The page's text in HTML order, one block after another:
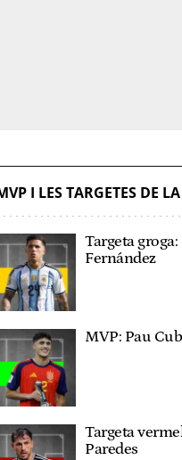
I LES TARGETES DE
Targeta groga:
Fernández
MVP: Pau
Targeta
Paredes